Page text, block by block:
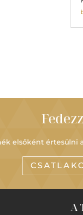
elsőként értesülni
A